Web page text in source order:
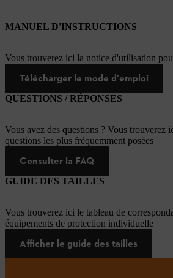
MANUEL D'INSTRUCTIONS
Vous trouverez ici la notice d'utilisation
Télécharger le mode d'emploi
QUESTIONS / RÉPONSES
Vous avez des questions ? Vous trouverez
questions les plus fréquemment posées
Consulter la FAQ
GUIDE DES TAILLES
Vous trouverez ici le tableau de
équipements de protection individuelle
Afficher le guide des tailles